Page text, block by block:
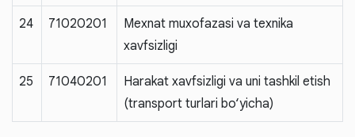
24 71020201
Mexnat muxofazasi va texnika
xavfsizligi
25 71040201
Harakat xavfsizligi va uni tashkil etish
(transport turlari bo‘yicha)